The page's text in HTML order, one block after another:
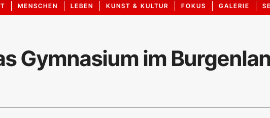
MENSCHEN LEBEN KUNST & KULTUR FOKUS GALERIE
Gymnasium im